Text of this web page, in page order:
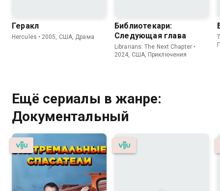
Геракл
Hercules • 2005, США, Драма
Библиотекари:
Следующая глава
Librarians: The Next Chapter •
2024, США, Приключения
Ещё сериалы в жанре:
Документальный